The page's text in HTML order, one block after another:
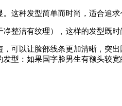
这种发型简单而时尚，适合追求
整洁有纹理），这样的发型既时
可以让脸部线条更加清晰，突
型：如果国字脸男生有额头较宽